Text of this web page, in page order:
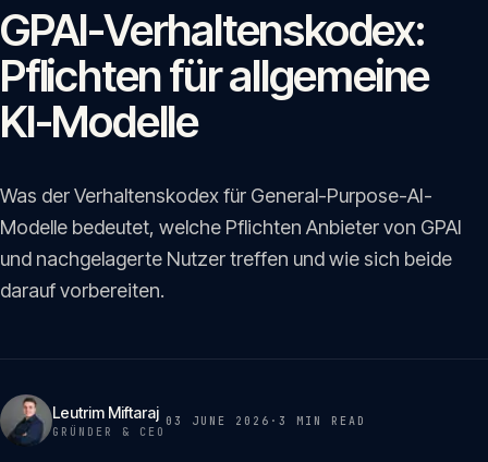
Über uns 02
Leistungen
Portfolio 04
Insights
Glossar 06
Kontakt
GPAI-Verhaltenskodex:
Pflichten für allgemeine
KI-Modelle
Was der Verhaltenskodex für General-Purpose-AI-
Modelle bedeutet, welche Pflichten Anbieter von GPAI
und nachgelagerte Nutzer treffen und wie sich beide
darauf vorbereiten.
Leutrim Miftaraj
GRÜNDER & CEO
03 JUNE 2026 · 3 MIN READ